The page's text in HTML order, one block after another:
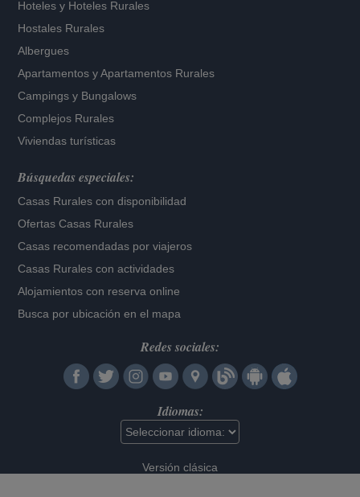
Hoteles y Hoteles Rurales
Hostales Rurales
Albergues
Apartamentos yApartamentos Rurales
Campings y Bungalows
Complejos Rurales
Viviendas turísticas
Búsquedas especiales:
Casas Rurales con disponibilidad
Ofertas Casas Rurales
Casas recomendadas por viajeros
Casas Rurales con actividades
Alojamientos con reserva online
Busca por ubicación en el mapa
Redes sociales:
Idiomas:
Versión clásica